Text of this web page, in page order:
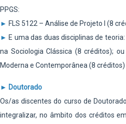
PPGS:
► FLS 5122 – Análise de Projeto I (8
► E uma das duas disciplinas de
na Sociologia Clássica (8 créditos);
Moderna e Contemporânea (8 créditos)
► Doutorado
Os/as discentes do curso de
integralizar, no âmbito dos créditos